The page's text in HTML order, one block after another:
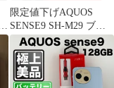
限定値下げAQUOS
SENSE9 SH-M29 ブラ
ック 6GB 128GB